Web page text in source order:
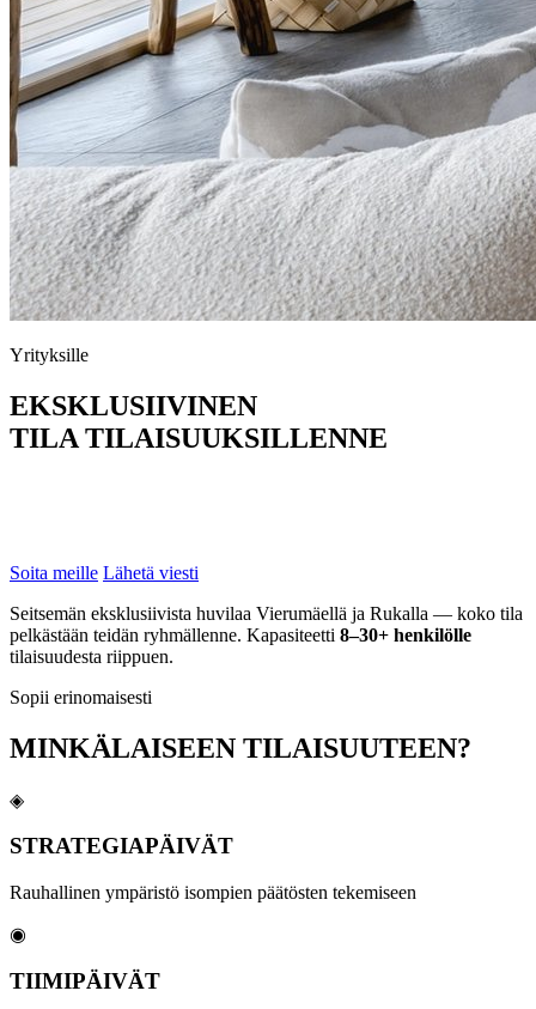
Yrityksille
EKSKLUSIIVINEN
TILA TILAISUUKSILLENNE
Soita meille Lähetä viesti
Seitsemän eksklusiivista huvilaa Vierumäellä ja Rukalla — koko tila
pelkästään teidän ryhmällenne. Kapasiteetti 8–30+ henkilölle
tilaisuudesta riippuen.
Sopii erinomaisesti
MINKÄLAISEEN TILAISUUTEEN?
◈
STRATEGIAPÄIVÄT
Rauhallinen ympäristö isompien päätösten tekemiseen
◉
TIIMIPÄIVÄT